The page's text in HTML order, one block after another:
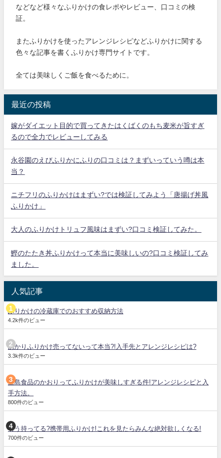
などなど様々なふりかけの食レポやレビュー、口コミの検
証。
またふりかけを使ったアレンジレシピなどふりかけに関する
色々な記事を書くふりかけ専門サイトです。
全ては美味しくご飯を食べるために。
最近の投稿
嫁がダイエット目的で買ってきたはくばくのもち麦米が旨すぎ
るので全力でレビューしてみる
永谷園のえびふりかにふりの口コミは？まずいっていう噂は本
当？
ニチフリのふりかけはまずい?では検証してみよう「唐揚げ丼風
ふりかけ」
大人のふりかけトリュフ風味はまずい?口コミ検証してみた。
鰹のたたき丼ふりかけって本当に美味しいの?口コミ検証してみ
ました。
人気記事
ふりかけの冷蔵庫でのおすすめ収納方法
4.2k件のビュー
あかりふりかけ売ってないって本当?!入手先とアレンジレシピは?
3.3k件のビュー
三島食品のかおりってふりかけが美味しすぎる件!アレンジレシピと入
手方法。
800件のビュー
もう持ってる?携帯用ふりかけ!これを見たらみんな絶対欲しくなる!
700件のビュー